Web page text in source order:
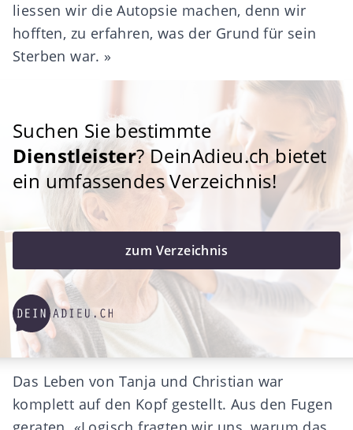
liessen wir die Autopsie machen, denn wir
hofften, zu erfahren, was der Grund für sein
Sterben war. »
Suchen Sie bestimmte
Dienstleister? DeinAdieu.ch bietet
ein umfassendes Verzeichnis!
zum Verzeichnis
Das Leben von Tanja und Christian war
komplett auf den Kopf gestellt. Aus den Fugen